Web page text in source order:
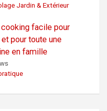
Jardin & Extérieur
cooking facile pour
et pour toute une
en famille